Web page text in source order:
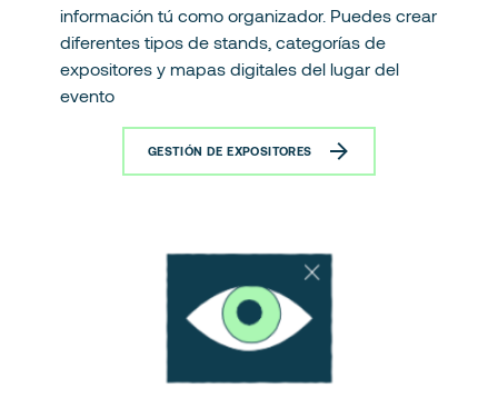
información tú como organizador. Puedes crear
diferentes tipos de stands, categorías de
expositores y mapas digitales del lugar del
evento
GESTIÓN DE EXPOSITORES